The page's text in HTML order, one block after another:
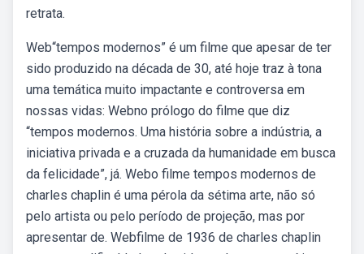
retrata.
Web“tempos modernos” é um filme que apesar de ter
sido produzido na década de 30, até hoje traz à tona
uma temática muito impactante e controversa em
nossas vidas: Webno prólogo do filme que diz
“tempos modernos. Uma história sobre a indústria, a
iniciativa privada e a cruzada da humanidade em busca
da felicidade”, já. Webo filme tempos modernos de
charles chaplin é uma pérola da sétima arte, não só
pelo artista ou pelo período de projeção, mas por
apresentar de. Webfilme de 1936 de charles chaplin